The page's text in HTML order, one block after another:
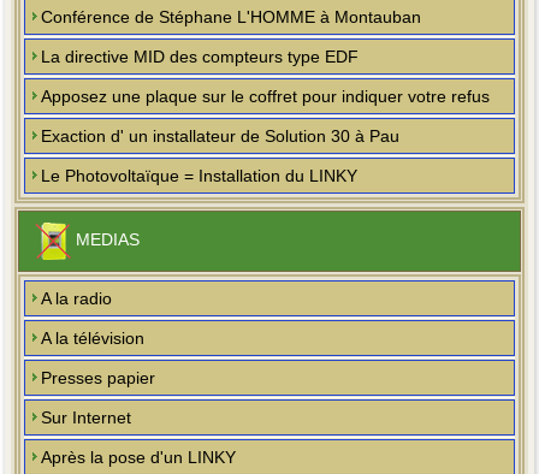
Conférence de Stéphane L'HOMME à Montauban
La directive MID des compteurs type EDF
Apposez une plaque sur le coffret pour indiquer votre refus
Exaction d' un installateur de Solution 30 à Pau
Le Photovoltaïque = Installation du LINKY
MEDIAS
A la radio
A la télévision
Presses papier
Sur Internet
Après la pose d'un LINKY